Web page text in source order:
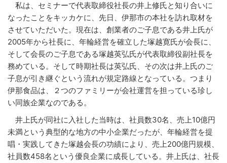
私は、セミナーで代表取締役社長の井上修氏と知り合いに
なったことをキッカケに、先日、伊那市の本社を訪れ取材を
させていただいた。現在は、創業者のご子息である井上氏が
2005年から社長に、年輪経営を確立した塚越寛氏が会長に、
そして会長のご子息である塚越英弘氏が代表取締役副社長を
務めている。そして時期社長は英弘氏、その次は井上氏のご
子息が引き継ぐという流れが規定路線となっている。つまり
伊那食品は、２つのファミリーが会社運営を担っている珍し
い同族企業なのである。
井上氏が同社に入社した当時は、社員数30名、売上10億円
未満という典型的な地方の中小企業だったが、年輪経営を提
唱・実践してきた塚越会長の功績により、売上200億円規模、
社員数458名という優良企業に成長している。井上氏は、社長